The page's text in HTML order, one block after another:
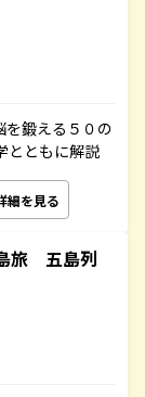
を鍛える５０の
とともに解説
細を見る
旅 五島列